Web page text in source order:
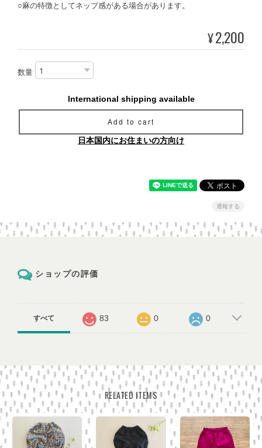
○麻の特徴としてネップ感がある場合があります。
¥2,200
数量
International shipping available
Add to cart
日本国内にお住まいの方向け
通報する
ショップの評価
すべて 83 0 0
RELATED ITEMS